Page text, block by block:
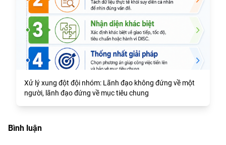
Xử lý xung đột đội nhóm: Lãnh đạo không đứng về một
người, lãnh đạo đứng về mục tiêu chung
Bình luận